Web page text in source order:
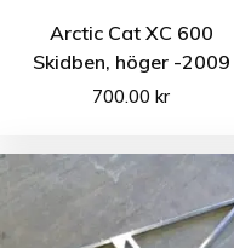
Arctic Cat XC 600
Skidben, höger -2009
700.00kr